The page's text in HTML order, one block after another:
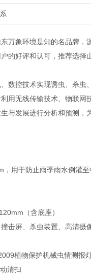
万象环境是知的名品牌，
的好评和认可，推荐选择
控技术实现诱虫、杀虫
用无线传输技术、物联
发展进行分析和预测，
用于防止雨季雨水倒灌至
（含底座）
屏、杀虫装置、高清摄
植物保护机械虫情测报
清扫